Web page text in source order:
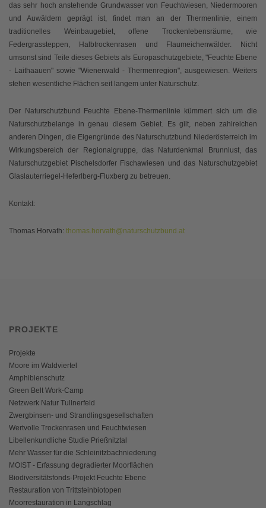
das sehr hoch anstehende Grundwasser von Feuchtwiesen, Niedermooren
und Auwäldern geprägt ist, findet man an der Thermenlinie, einem
traditionelles Weinbaugebiet, offene Trockenlebensräume, wie
Federgrassteppen, Halbtrockenrasen und Flaumeichenwälder. Nicht
umsonst sind Teile dieses Gebiets als Europaschutzgebiete, "Feuchte Ebene
- Laithaauen" sowie "Wienerwald - Thermenregion", ausgewiesen. Weiters
stehen wesentliche Flächen seit langem unter Naturschutz.
Der Naturschutzbund Feuchte Ebene-Thermenlinie kümmert sich um die
Naturschutzbelange in genau diesem Gebiet. Es gilt, neben zahlreichen
anderen Dingen, die Eigengründe des Naturschutzbund Niederösterreich im
Wirkungsbereich der Regionalgruppe, das Naturdenkmal Brunnlust, das
Naturschutzgebiet Pischelsdorfer Fischawiesen und das Naturschutzgebiet
Glaslauterriegel-Heferlberg-Fluxberg zu betreuen.
Kontakt:
Thomas Horvath: thomas.horvath@naturschutzbund.at
PROJEKTE
Projekte
Moore im Waldviertel
Amphibienschutz
Green Belt Work-Camp
Netzwerk Natur Tullnerfeld
Zwergbinsen- und Strandlingsgesellschaften
Wertvolle Trockenrasen und Feuchtwiesen
Libellenkundliche Studie Prießnitztal
Mehr Wasser für die Schleinitzbachniederung
MOIST - Erfassung degradierter Moorflächen
Biodiversitätsfonds-Projekt Feuchte Ebene
Restauration von Trittsteinbiotopen
Moorrestauration in Langschlag